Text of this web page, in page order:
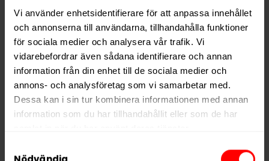
Vi använder enhetsidentifierare för att anpassa innehållet
och annonserna till användarna, tillhandahålla funktioner
för sociala medier och analysera vår trafik. Vi
vidarebefordrar även sådana identifierare och annan
information från din enhet till de sociala medier och
annons- och analysföretag som vi samarbetar med.
Dessa kan i sin tur kombinera informationen med annan
information som du har tillhandahållit eller som de har
We work with who may receive and
Produkten tillverkas av Swedish Match och är ett
utmärkt val för dig som söker ett klassiskt vitt
portionssnusmed tydlig enbärskaraktär och
Göteborgs Rapés välkända kvalitet.
Ingredienser: Vatten, tobak (innehåller nikotin), salt,
fuktighetsbevarande medel (E1520),
surhetsreglerande medel (E500), aromer.
Hitta alla produkter från